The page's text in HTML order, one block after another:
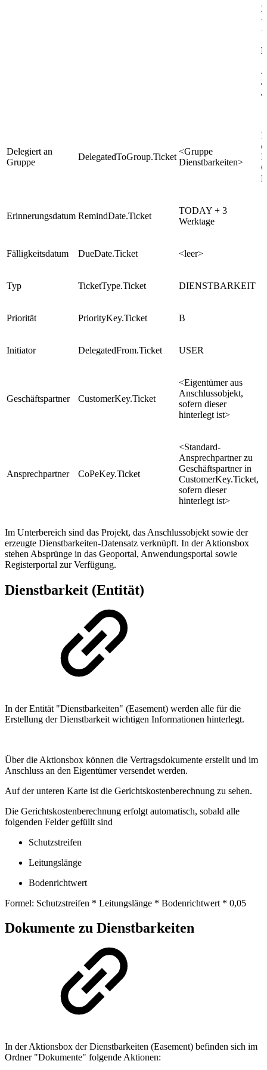
Delegiert an
Gruppe
DelegatedToGroup.Ticket
<Gruppe
Dienstbarkeiten>
Erinnerungsdatum RemindDate.Ticket
TODAY + 3
Werktage
Fälligkeitsdatum DueDate.Ticket <leer>
Typ TicketType.Ticket DIENSTBARKEIT
Priorität PriorityKey.Ticket B
Initiator DelegatedFrom.Ticket USER
Geschäftspartner CustomerKey.Ticket
<Eigentümer aus
Anschlussobjekt,
sofern dieser
hinterlegt ist>
Ansprechpartner CoPeKey.Ticket
<Standard-
Ansprechpartner zu
Geschäftspartner in
CustomerKey.Ticket,
sofern dieser
hinterlegt ist>
Im Unterbereich sind das Projekt, das Anschlussobjekt sowie der
erzeugte Dienstbarkeiten-Datensatz verknüpft. In der Aktionsbox
stehen Absprünge in das Geoportal, Anwendungsportal sowie
Registerportal zur Verfügung.
Dienstbarkeit (Entität)
In der Entität "Dienstbarkeiten" (Easement) werden alle für die
Erstellung der Dienstbarkeit wichtigen Informationen hinterlegt.
Über die Aktionsbox können die Vertragsdokumente erstellt und im
Anschluss an den Eigentümer versendet werden.
Auf der unteren Karte ist die Gerichtskostenberechnung zu sehen.
Die Gerichtskostenberechnung erfolgt automatisch, sobald alle
folgenden Felder gefüllt sind
Schutzstreifen
Leitungslänge
Bodenrichtwert
Formel: Schutzstreifen * Leitungslänge * Bodenrichtwert * 0,05
Dokumente zu Dienstbarkeiten
In der Aktionsbox der Dienstbarkeiten (Easement) befinden sich im
Ordner "Dokumente" folgende Aktionen: